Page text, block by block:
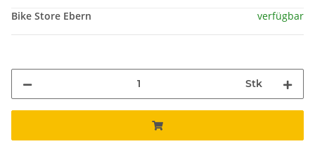
Bike Store Ebern verfügbar
Stk